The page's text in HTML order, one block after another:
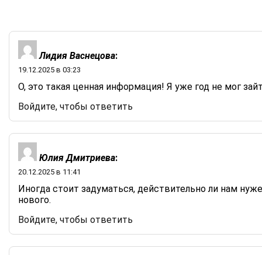
Лидия Васнецова:
19.12.2025 в 03:23
О, это такая ценная информация! Я уже год не мог
Войдите, чтобы ответить
Юлия Дмитриева:
20.12.2025 в 11:41
Иногда стоит задуматься, действительно ли нам
нового.
Войдите, чтобы ответить